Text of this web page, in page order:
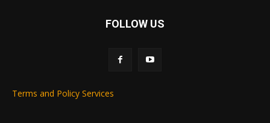
FOLLOW US
Terms and Policy Services